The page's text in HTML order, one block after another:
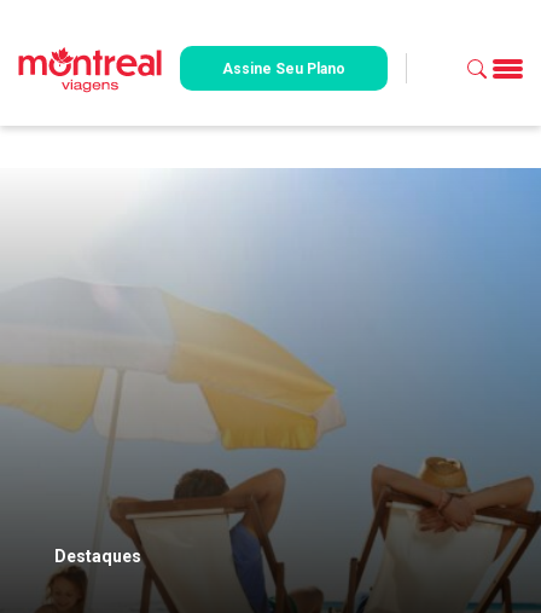
Assine Seu Plano
Destaques